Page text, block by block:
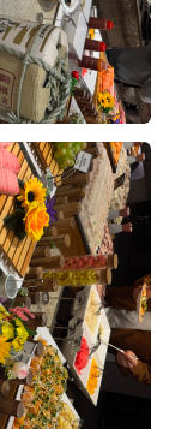
포 위더스 뷔페는
곳이라 안심하고
인적으로는 해
체적으로 재방문
니다.
보면서 가장 중요
대기실, 실제 예
위기라 처음 들어
홀보다는 자연스
모르홀이 제가
부도 깔끔하게
았을 때도 신랑
, 신부대기실에
지 않아 좋았습니
비교적 편리하
는 데 도움이 됐
+8